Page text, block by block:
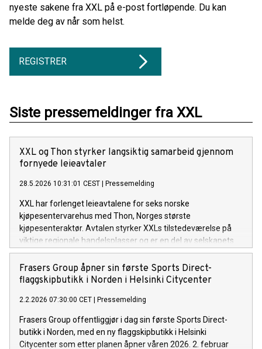
nyeste sakene fra XXL på e-post fortløpende. Du kan
melde deg av når som helst.
REGISTRER
Siste pressemeldinger fra XXL
XXL og Thon styrker langsiktig samarbeid gjennom
fornyede leieavtaler
28.5.2026 10:31:01 CEST Pressemelding
XXL har forlenget leieavtalene for seks norske
kjøpesentervarehus med Thon, Norges største
kjøpesenteraktør. Avtalen styrker XXLs tilstedeværelse på
viktige regionale handelsplasser og er en del av selskapets
bredere arbeid med å optimalisere butikkporteføljen i
Norden.
Frasers Group åpner sin første Sports Direct-
flaggskipbutikk i Norden i Helsinki Citycenter
2.2.2026 07:30:00 CET Pressemelding
Frasers Group offentliggjør i dag sin første Sports Direct-
butikk i Norden, med en ny flaggskipbutikk i Helsinki
Citycenter som etter planen åpner våren 2026. 2. februar